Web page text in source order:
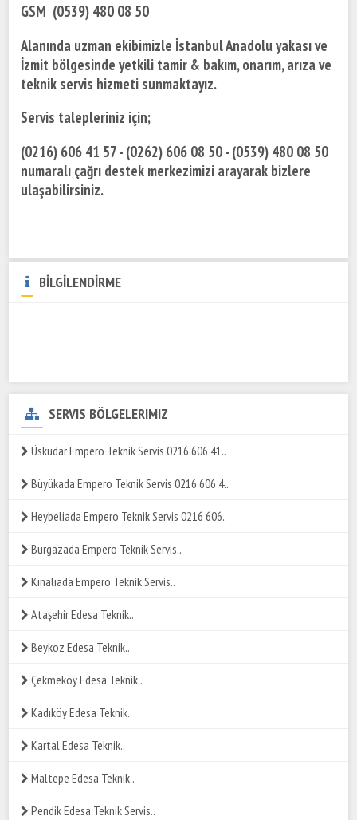
GSM (0539) 480 08 50
Alanında uzman ekibimizle İstanbul Anadolu yakası ve
İzmit bölgesinde yetkili tamir & bakım, onarım, arıza ve
teknik servis hizmeti sunmaktayız.
Servis talepleriniz için;
(0216) 606 41 57 - (0262) 606 08 50 - (0539) 480 08 50
numaralı çağrı destek merkezimizi arayarak bizlere
ulaşabilirsiniz.
BİLGİLENDİRME
SERVIS BÖLGELERIMIZ
Üsküdar Empero Teknik Servis 0216 606 41..
Büyükada Empero Teknik Servis 0216 606 4..
Heybeliada Empero Teknik Servis 0216 606..
Burgazada Empero Teknik Servis..
Kınalıada Empero Teknik Servis..
Ataşehir Edesa Teknik..
Beykoz Edesa Teknik..
Çekmeköy Edesa Teknik..
Kadıköy Edesa Teknik..
Kartal Edesa Teknik..
Maltepe Edesa Teknik..
Pendik Edesa Teknik Servis..